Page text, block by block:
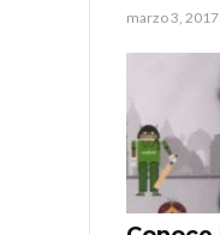
marzo 3, 2017